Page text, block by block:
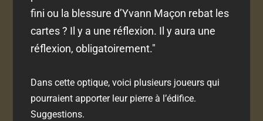
fini ou la blessure d’Yvann Maçon rebat les
cartes ? Il y a une réflexion. Il y aura une
réflexion, obligatoirement."
Dans cette optique, voici plusieurs joueurs qui
pourraient apporter leur pierre à l’édifice.
Suggestions.